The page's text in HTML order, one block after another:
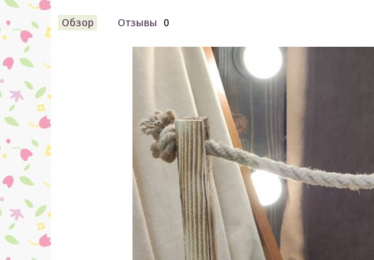
Обзор Отзывы 0